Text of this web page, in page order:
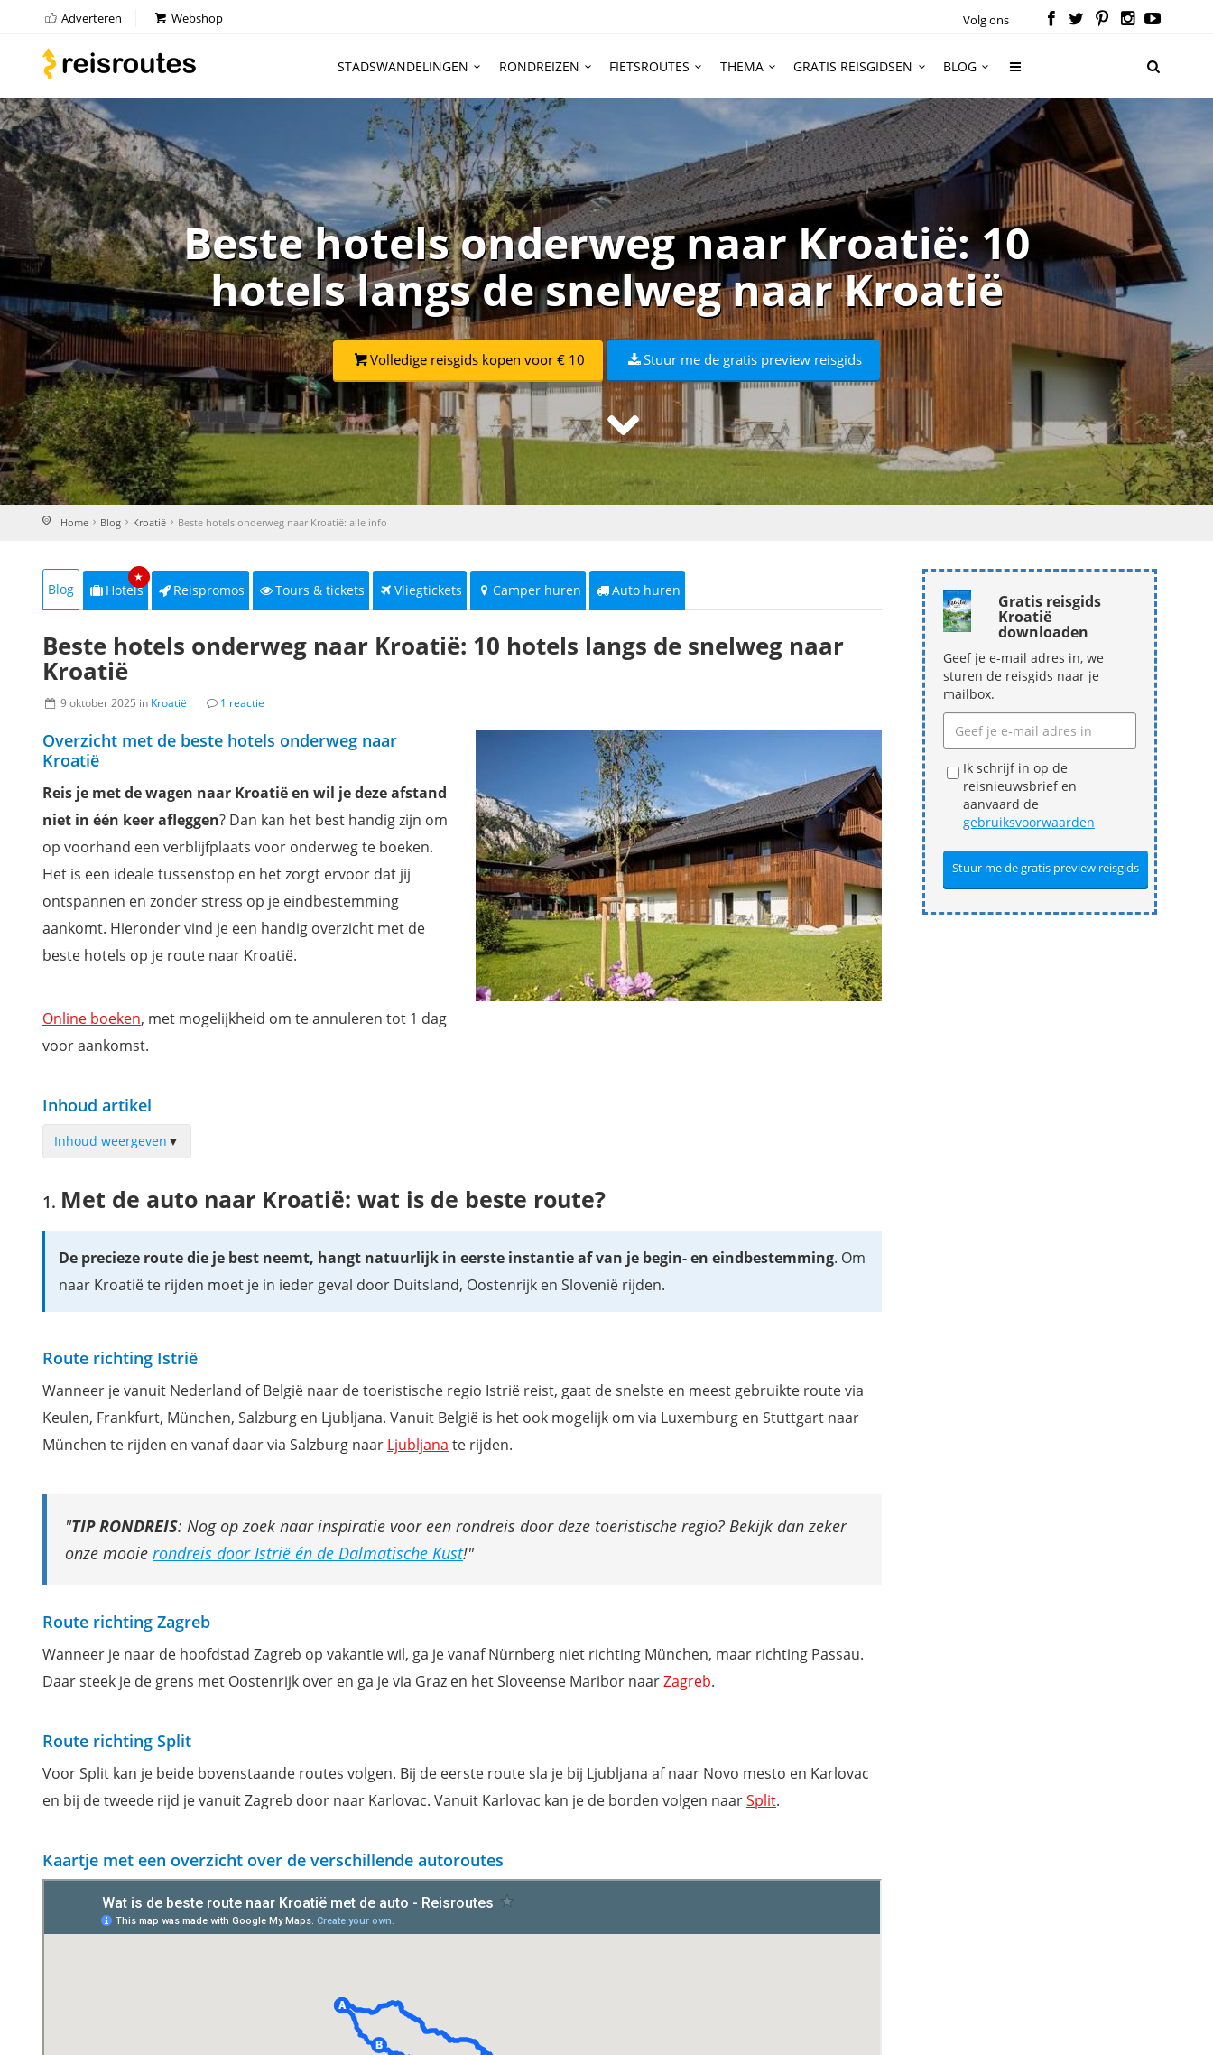
Adverteren Webshop Volg ons
STADSWANDELINGEN RONDREIZEN FIETSROUTES THEMA GRATIS REISGIDSEN BLOG
Beste hotels onderweg naar Kroatië: 10
hotels langs de snelweg naar Kroatië
Volledige reisgids kopen voor € 10 Stuur me de gratis preview reisgids
Home Blog Kroatië Beste hotels onderweg naar Kroatië: alle info
Blog Hotels
★
Reispromos Tours & tickets Vliegtickets Camper huren Auto huren
Beste hotels onderweg naar Kroatië: 10 hotels langs de snelweg naar
Kroatië
9 oktober 2025 in Kroatië 1 reactie
Overzicht met de beste hotels onderweg naar
Kroatië
Reis je met de wagen naar Kroatië en wil je deze afstand
niet in één keer afleggen? Dan kan het best handig zijn om
op voorhand een verblijfplaats voor onderweg te boeken.
Het is een ideale tussenstop en het zorgt ervoor dat jij
ontspannen en zonder stress op je eindbestemming
aankomt. Hieronder vind je een handig overzicht met de
beste hotels op je route naar Kroatië.
Online boeken, met mogelijkheid om te annuleren tot 1 dag
voor aankomst.
Inhoud artikel
Inhoud weergeven ▼
Waar overnachten in Duitsland onderweg naar Kroatië?
Waar overnachten in Oostenrijk onderweg naar Kroatië?
Waar overnachten in Slovenië onderweg naar Kroatië?
Bijzondere tussenstops onderweg naar Kroatië
Tips: Hoe voorbereiden op een rondreis door Kroatië?
Waar overnachten in Kroatië? Onze favorieten
Wil jij ook niets missen tijdens je vakantie in Kroatië?
Met de auto naar Kroatië: wat is de beste route?
De precieze route die je best neemt, hangt natuurlijk in eerste instantie af van je begin- en eindbestemming. Om
naar Kroatië te rijden moet je in ieder geval door Duitsland, Oostenrijk en Slovenië rijden.
Route richting Istrië
Wanneer je vanuit Nederland of België naar de toeristische regio Istrië reist, gaat de snelste en meest gebruikte route via
Keulen, Frankfurt, München, Salzburg en Ljubljana. Vanuit België is het ook mogelijk om via Luxemburg en Stuttgart naar
München te rijden en vanaf daar via Salzburg naar Ljubljana te rijden.
TIP RONDREIS: Nog op zoek naar inspiratie voor een rondreis door deze toeristische regio? Bekijk dan zeker
onze mooie rondreis door Istrië én de Dalmatische Kust!
Route richting Zagreb
Wanneer je naar de hoofdstad Zagreb op vakantie wil, ga je vanaf Nürnberg niet richting München, maar richting Passau.
Daar steek je de grens met Oostenrijk over en ga je via Graz en het Sloveense Maribor naarZagreb.
Route richting Split
Voor Split kan je beide bovenstaande routes volgen. Bij de eerste route sla je bij Ljubljana af naar Novo mesto en Karlovac
en bij de tweede rijd je vanuit Zagreb door naar Karlovac. Vanuit Karlovac kan je de borden volgen naarSplit.
Kaartje met een overzicht over de verschillende autoroutes
Gratis reisgids
Kroatië
downloaden
Geef je e-mail adres in, we
sturen de reisgids naar je
mailbox.
Ik schrijf in op de
reisnieuwsbrief en
aanvaard de
gebruiksvoorwaarden